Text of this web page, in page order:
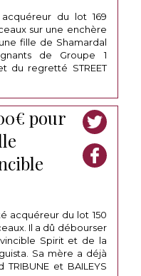
du lot 169
sur une enchère
fille de Shamardal
de Groupe 1
et du regretté STREET
pour
acquéreur du lot 150
Il a dû débourser
Spirit et de la
Sa mère a déjà
et BAILEYS